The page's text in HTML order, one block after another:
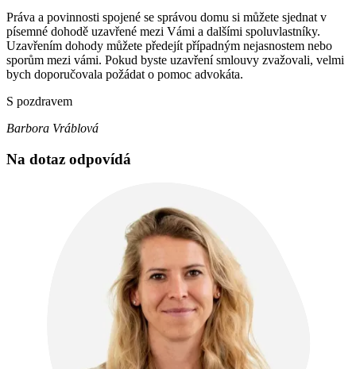
Práva a povinnosti spojené se správou domu si můžete sjednat v
písemné dohodě uzavřené mezi Vámi a dalšími spoluvlastníky.
Uzavřením dohody můžete předejít případným nejasnostem nebo
sporům mezi vámi. Pokud byste uzavření smlouvy zvažovali, velmi
bych doporučovala požádat o pomoc advokáta.
S pozdravem
Barbora Vráblová
Na dotaz odpovídá